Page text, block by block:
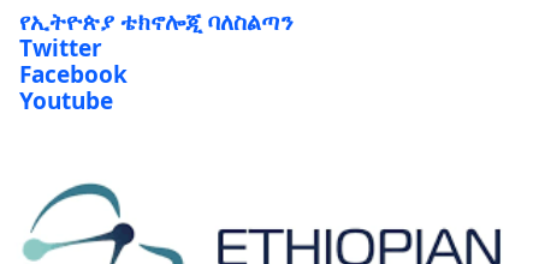
Twitter
Facebook
Youtube